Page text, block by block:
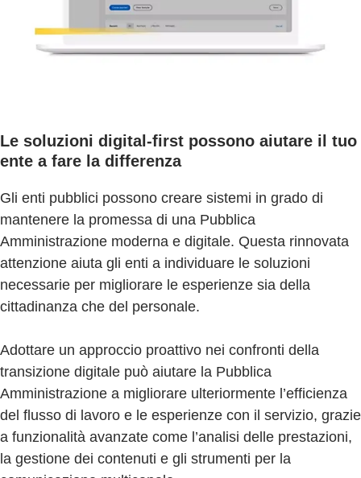
Le soluzioni digital-first possono aiutare il tuo
ente a fare la differenza
Gli enti pubblici possono creare sistemi in grado di
mantenere la promessa di una Pubblica
Amministrazione moderna e digitale. Questa rinnovata
attenzione aiuta gli enti a individuare le soluzioni
necessarie per migliorare le esperienze sia della
cittadinanza che del personale.
Adottare un approccio proattivo nei confronti della
transizione digitale può aiutare la Pubblica
Amministrazione a migliorare ulteriormente l’efficienza
del flusso di lavoro e le esperienze con il servizio, grazie
a funzionalità avanzate come l’analisi delle prestazioni,
la gestione dei contenuti e gli strumenti per la